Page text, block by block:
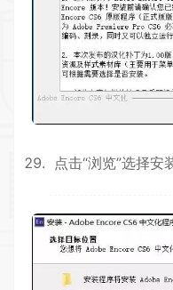
点击“浏览”选择安